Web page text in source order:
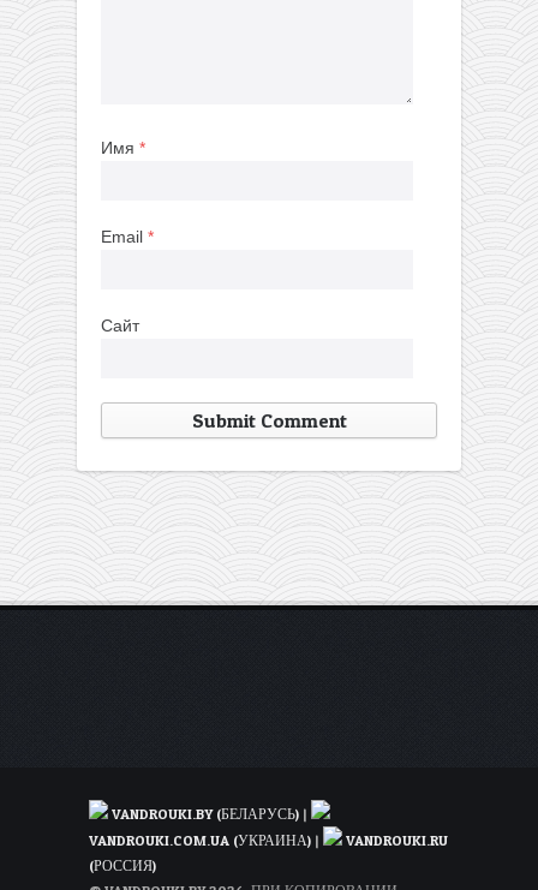
Имя *
Email *
Сайт
VANDROUKI.BY (БЕЛАРУСЬ) |
VANDROUKI.COM.UA (УКРАИНА) |
VANDROUKI.RU
(РОССИЯ)